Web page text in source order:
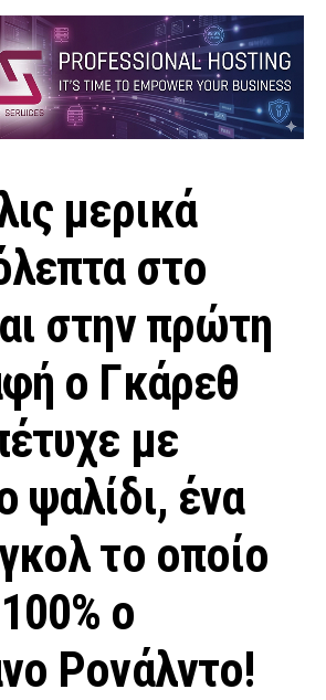
μερικά
στο
στην πρώτη
ο Γκάρεθ
με
ψαλίδι, ένα
το οποίο
ο
Ρονάλντο!